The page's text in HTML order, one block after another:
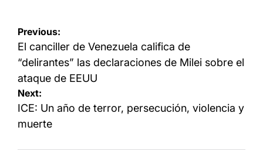
Navegación
de
entradas
Previous:
El canciller de Venezuela califica de
“delirantes” las declaraciones de Milei sobre el
ataque de EEUU
Next:
ICE: Un año de terror, persecución, violencia y
muerte